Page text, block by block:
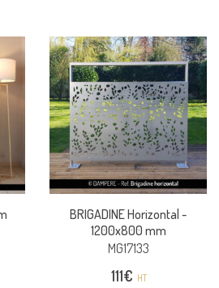
BRIGADINE Horizontal -
1200x800 mm
MG17133
111€ HT